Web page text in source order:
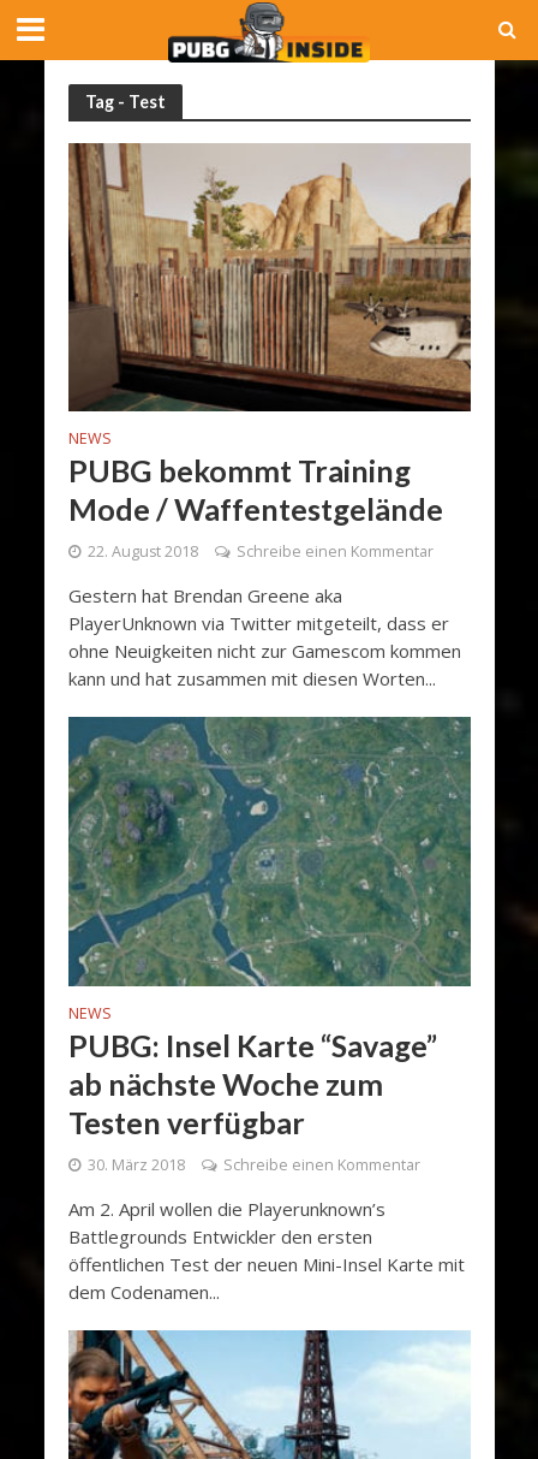
Tag - Test
NEWS
PUBG bekommt Training
Mode / Waffentestgelände
22. August 2018 Schreibe einen Kommentar
Gestern hat Brendan Greene aka
PlayerUnknown via Twitter mitgeteilt, dass er
ohne Neuigkeiten nicht zur Gamescom kommen
kann und hat zusammen mit diesen Worten...
NEWS
PUBG: Insel Karte “Savage”
ab nächste Woche zum
Testen verfügbar
30. März 2018 Schreibe einen Kommentar
Am 2. April wollen die Playerunknown’s
Battlegrounds Entwickler den ersten
öffentlichen Test der neuen Mini-Insel Karte mit
dem Codenamen...